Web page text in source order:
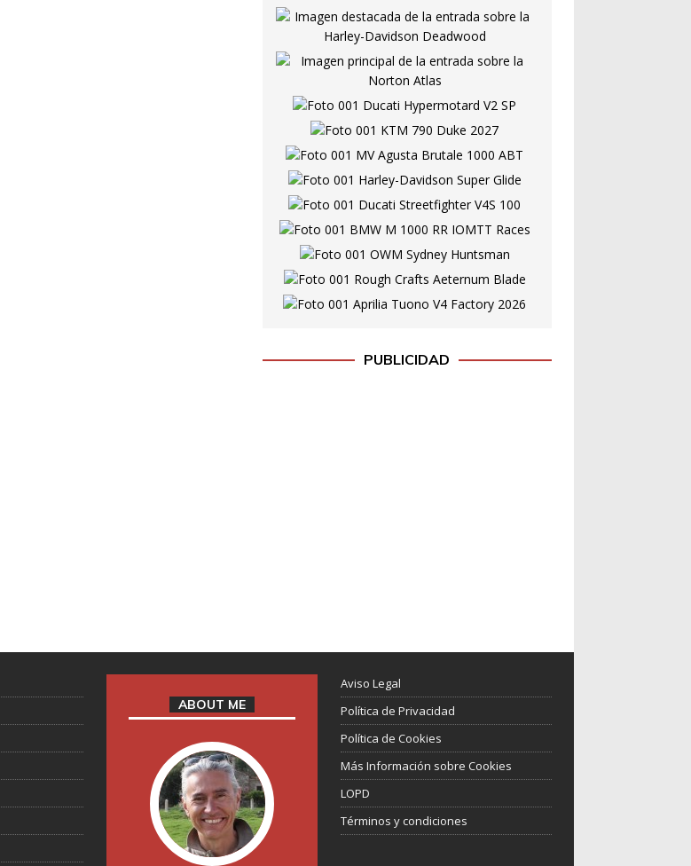
PUBLICIDAD
ABOUT ME
Aviso Legal
Política de Privacidad
Política de Cookies
Más Información sobre Cookies
LOPD
Términos y condiciones